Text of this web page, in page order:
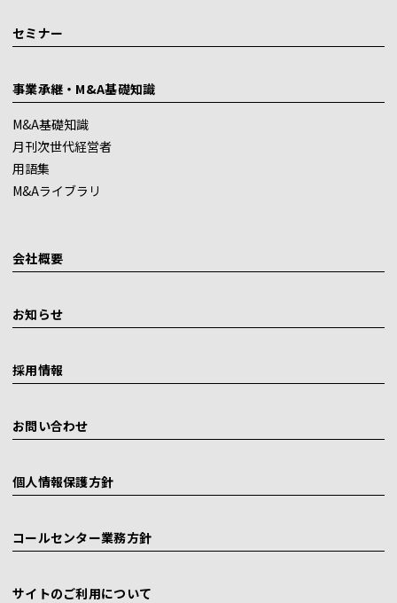
セミナー
事業承継・M&A基礎知識
M&A基礎知識
月刊次世代経営者
用語集
M&Aライブラリ
会社概要
お知らせ
採用情報
お問い合わせ
個人情報保護方針
コールセンター業務方針
サイトのご利用について